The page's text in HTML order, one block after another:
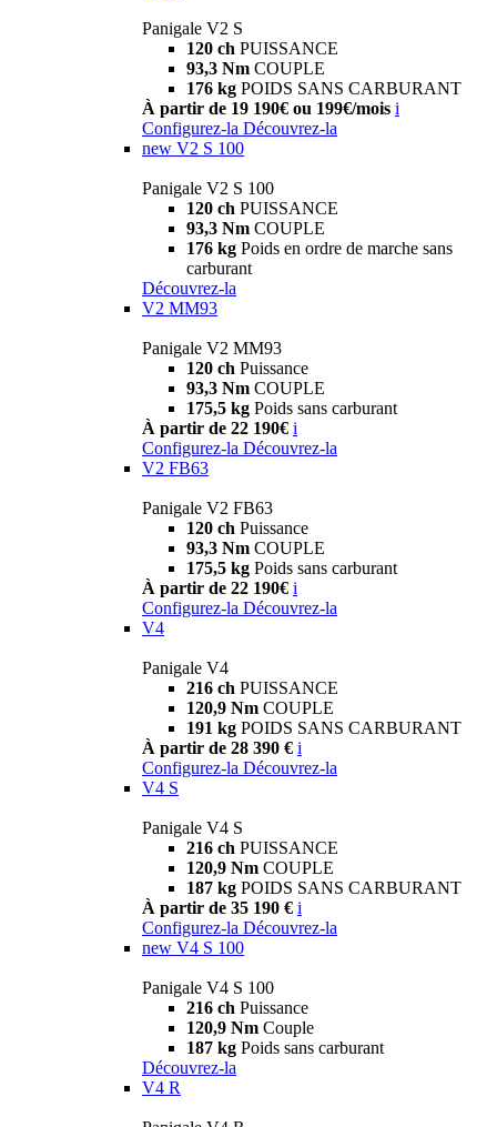
Panigale V2 S
120 ch PUISSANCE
93,3 Nm COUPLE
176 kg POIDS SANS CARBURANT
À partir de 19 190€ ou 199€/mois i
Configurez-la Découvrez-la
new V2 S 100
Panigale V2 S 100
120 ch PUISSANCE
93,3 Nm COUPLE
176 kg Poids en ordre de marche sans
carburant
Découvrez-la
V2 MM93
Panigale V2 MM93
120 ch Puissance
93,3 Nm COUPLE
175,5 kg Poids sans carburant
À partir de 22 190€ i
Configurez-la Découvrez-la
V2 FB63
Panigale V2 FB63
120 ch Puissance
93,3 Nm COUPLE
175,5 kg Poids sans carburant
À partir de 22 190€ i
Configurez-la Découvrez-la
V4
Panigale V4
216 ch PUISSANCE
120,9 Nm COUPLE
191 kg POIDS SANS CARBURANT
À partir de 28 390 € i
Configurez-la Découvrez-la
V4 S
Panigale V4 S
216 ch PUISSANCE
120,9 Nm COUPLE
187 kg POIDS SANS CARBURANT
À partir de 35 190 € i
Configurez-la Découvrez-la
new V4 S 100
Panigale V4 S 100
216 ch Puissance
120,9 Nm Couple
187 kg Poids sans carburant
Découvrez-la
V4 R